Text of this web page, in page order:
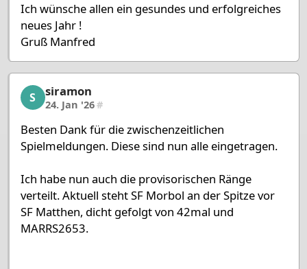
Ich wünsche allen ein gesundes und erfolgreiches
neues Jahr !
Gruß Manfred
siramon, 40/53, 24. Jan '26
S siramon
24. Jan '26#
Besten Dank für die zwischenzeitlichen
Spielmeldungen. Diese sind nun alle eingetragen.
Ich habe nun auch die provisorischen Ränge
verteilt. Aktuell steht SF Morbol an der Spitze vor
SF Matthen, dicht gefolgt von 42mal und
MARRS2653.